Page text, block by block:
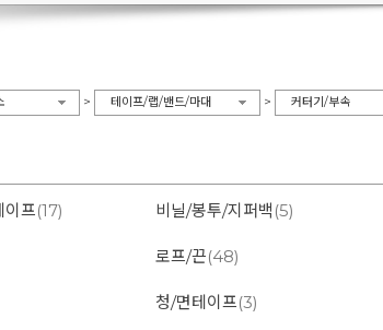
> 테이프/랩/밴드/마대 > 커터기/부속
이프(17) 비닐/봉투/지퍼백 (5)
로프/끈(48)
청/면테이프(3)